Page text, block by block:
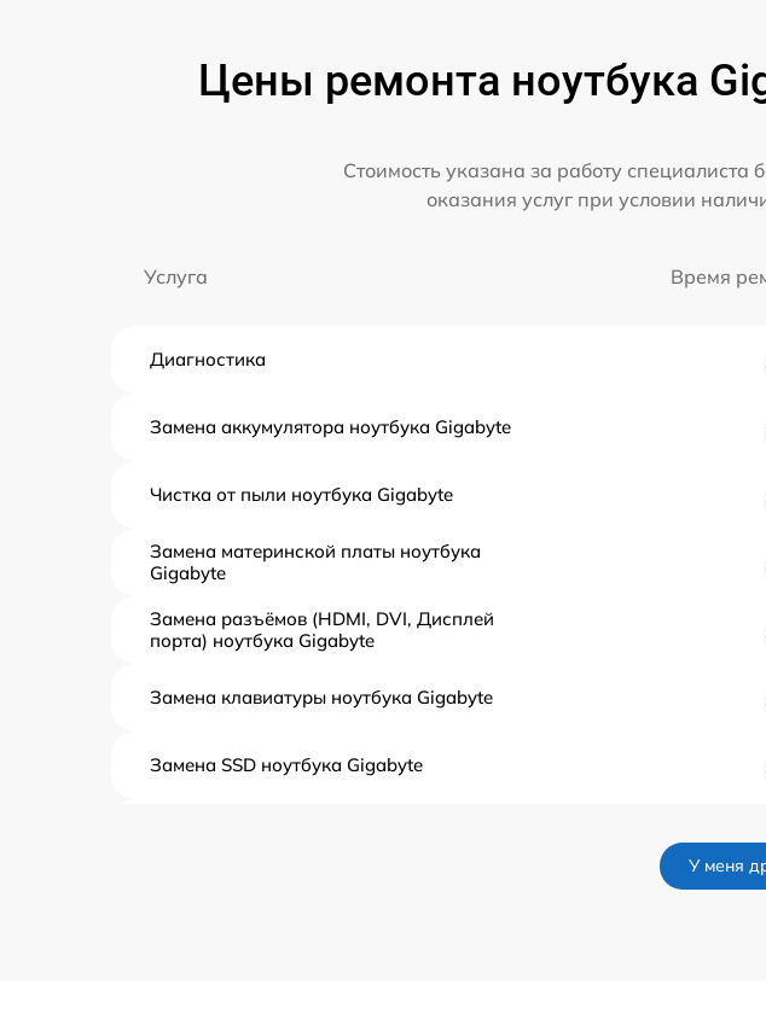
Цены ремонта ноутбука
Стоимость указана за работу специалиста
оказания услуг при условии
Услуга Время
Диагностика
Замена аккумулятора ноутбука Gigabyte
Чистка от пыли ноутбука Gigabyte
Замена материнской платы ноутбука
Gigabyte
Замена разъёмов (HDMI, DVI, Дисплей
порта) ноутбука Gigabyte
Замена клавиатуры ноутбука Gigabyte
Замена SSD ноутбука Gigabyte
У меня